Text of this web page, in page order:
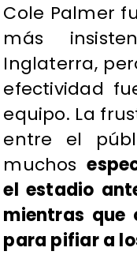
Cole Palmer
más
Inglaterra,
efectividad
equipo. La
entre el
muchos
el estadio
mientras que
para pifiar a